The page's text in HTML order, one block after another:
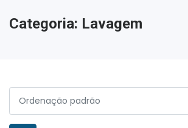
Categoria: Lavagem